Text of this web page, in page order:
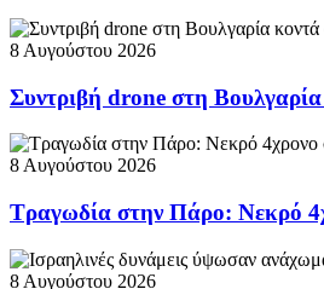
8 Αυγούστου 2026
Συντριβή drone στη
8 Αυγούστου 2026
Τραγωδία στην Πάρο: Νεκρό
8 Αυγούστου 2026